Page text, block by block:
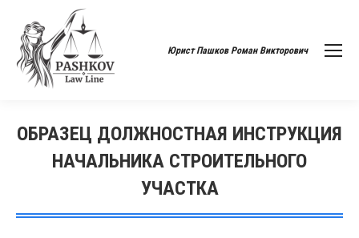
Юрист Пашков Роман Викторович
ОБРАЗЕЦ ДОЛЖНОСТНАЯ ИНСТРУКЦИЯ
НАЧАЛЬНИКА СТРОИТЕЛЬНОГО
УЧАСТКА
Вы здесь: